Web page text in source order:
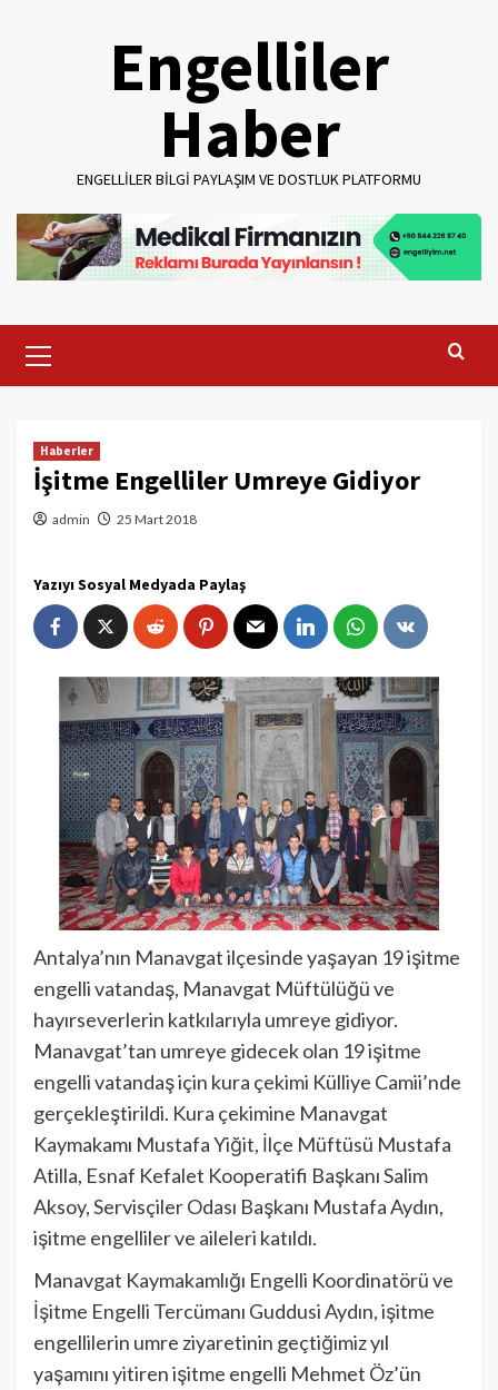
Engelliler
Haber
ENGELLILER BILGI PAYLAŞIM VE DOSTLUK PLATFORMU
Menu
Haberler
İşitme Engelliler Umreye Gidiyor
admin 25 Mart 2018
Yazıyı Sosyal Medyada Paylaş
Antalya’nın Manavgat ilçesinde yaşayan 19 işitme
engelli vatandaş, Manavgat Müftülüğü ve
hayırseverlerin katkılarıyla umreye gidiyor.
Manavgat’tan umreye gidecek olan 19 işitme
engelli vatandaş için kura çekimi Külliye Camii’nde
gerçekleştirildi. Kura çekimine Manavgat
Kaymakamı Mustafa Yiğit, İlçe Müftüsü Mustafa
Atilla, Esnaf Kefalet Kooperatifi Başkanı Salim
Aksoy, Servisçiler Odası Başkanı Mustafa Aydın,
işitme engelliler ve aileleri katıldı.
Manavgat Kaymakamlığı Engelli Koordinatörü ve
İşitme Engelli Tercümanı Guddusi Aydın, işitme
engellilerin umre ziyaretinin geçtiğimiz yıl
yaşamını yitiren işitme engelli Mehmet Öz’ün